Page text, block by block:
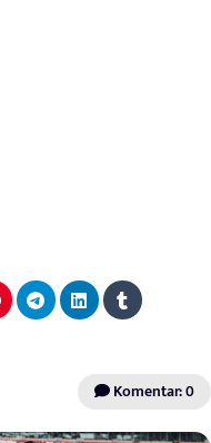
Komentar: 0